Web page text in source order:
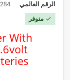
الرقم العالمي
check متوفر
With